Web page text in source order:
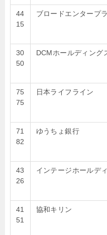
44
15
ブロードエンタープ
30
50
DCMホールディング
75
75
日本ライフライン
71
82
ゆうちょ銀行
43
26
インテージホールデ
41
51
協和キリン